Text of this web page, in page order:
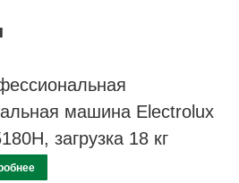
машина Electrolux
загрузка 18 кг